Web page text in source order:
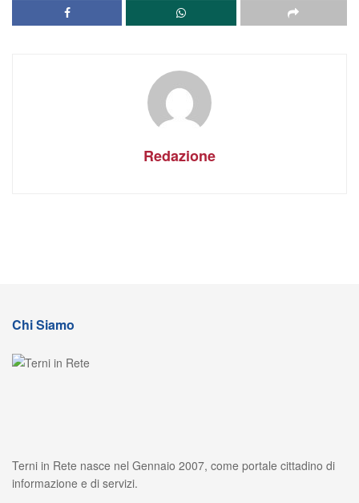
Redazione
Chi Siamo
Terni in Rete nasce nel Gennaio 2007, come portale cittadino di
informazione e di servizi.